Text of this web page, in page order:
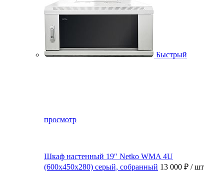
Быстрый
просмотр
Шкаф настенный 19″ Netko WMA 4U
(600x450x280) серый, собранный 13 000 ₽ / шт